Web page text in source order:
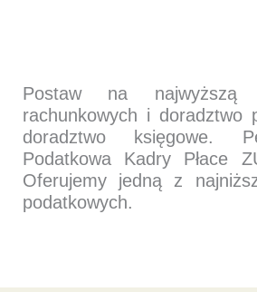
Postaw na najwyższą
rachunkowych i doradztwo
doradztwo księgowe.
Podatkowa Kadry Płace
Oferujemy jedną z
podatkowych.